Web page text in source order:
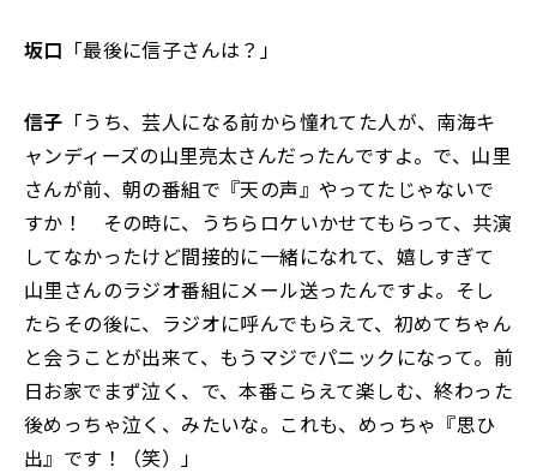
坂口 「最後に信子さんは？」
信子 「うち、芸人になる前から憧れてた人が、南海キ
ャンディーズの山里亮太さんだったんですよ。で、山里
さんが前、朝の番組で『天の声』やってたじゃないで
すか！ その時に、うちらロケいかせてもらって、共演
してなかったけど間接的に一緒になれて、嬉しすぎて
山里さんのラジオ番組にメール送ったんですよ。そし
たらその後に、ラジオに呼んでもらえて、初めてちゃん
と会うことが出来て、もうマジでパニックになって。前
日お家でまず泣く、で、本番こらえて楽しむ、終わった
後めっちゃ泣く、みたいな。これも、めっちゃ『思ひ
出』です！（笑）」